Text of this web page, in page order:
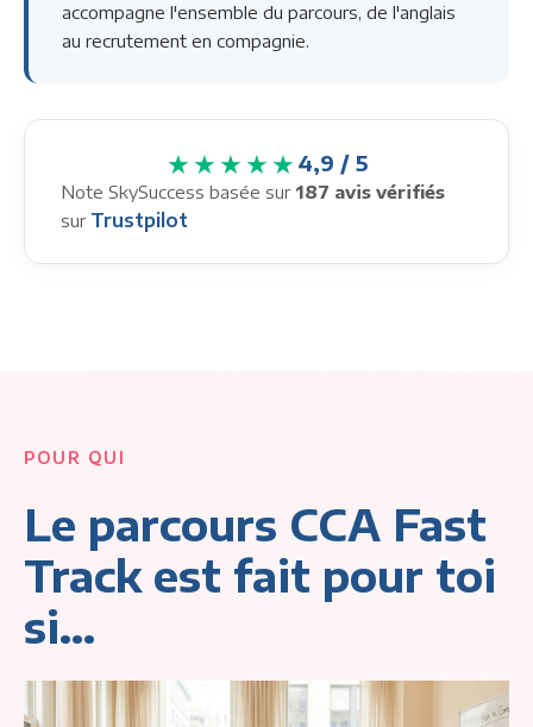
accompagne l'ensemble du parcours, de l'anglais
au recrutement en compagnie.
★★★★★ 4,9 / 5
Note SkySuccess basée sur 187 avis vérifiés
sur Trustpilot
POUR QUI
Le parcours CCA Fast
Track est fait pour toi
si...